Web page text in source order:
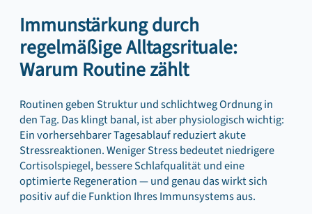
Immunstärkung durch
regelmäßige Alltagsrituale:
Warum Routine zählt
Routinen geben Struktur und schlichtweg Ordnung in
den Tag. Das klingt banal, ist aber physiologisch wichtig:
Ein vorhersehbarer Tagesablauf reduziert akute
Stressreaktionen. Weniger Stress bedeutet niedrigere
Cortisolspiegel, bessere Schlafqualität und eine
optimierte Regeneration — und genau das wirkt sich
positiv auf die Funktion Ihres Immunsystems aus.